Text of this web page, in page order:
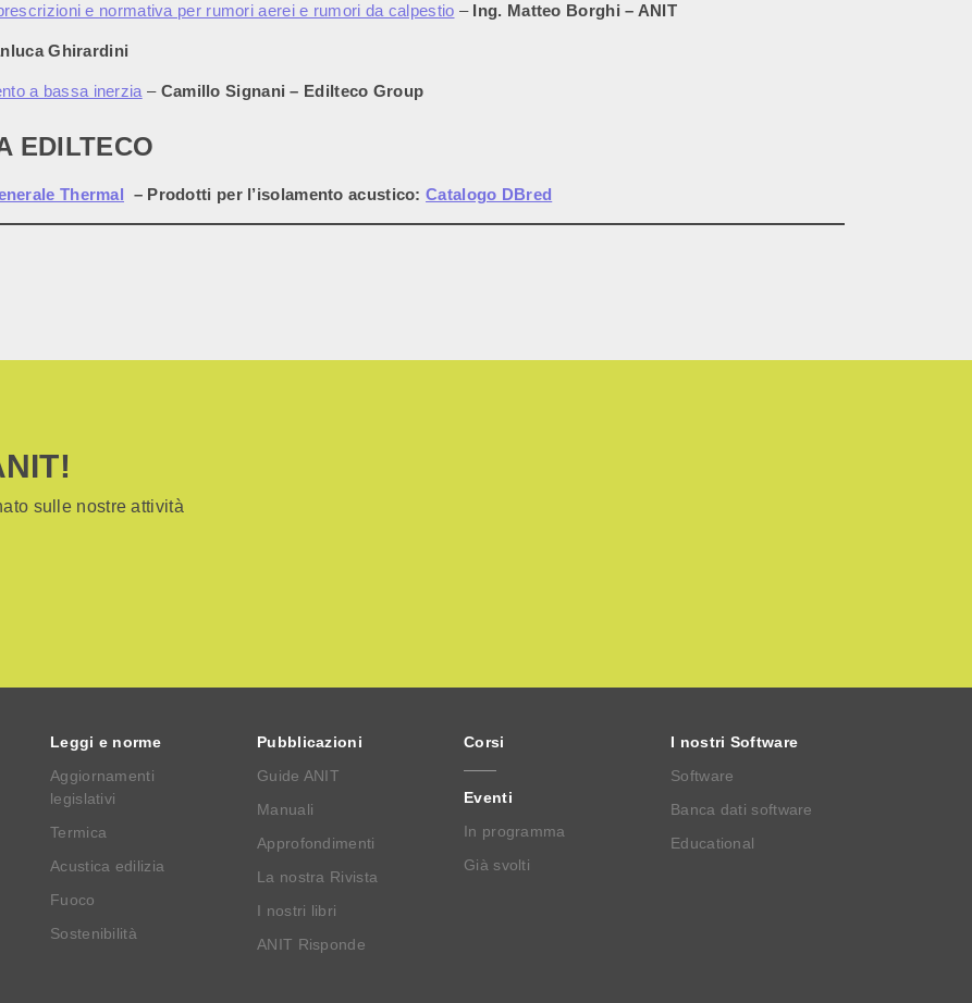
e normativa per rumori aerei e rumori da calpestio – Ing. Matteo Borghi – ANIT
Ghirardini
a bassa inerzia – Camillo Signani – Edilteco Group
EDILTECO
Thermal – Prodotti per l’isolamento acustico:Catalogo DBred
sulle nostre attività
Leggi e norme
Aggiornamenti
legislativi
Termica
Acustica edilizia
Fuoco
Sostenibilità
Pubblicazioni
Guide ANIT
Manuali
Approfondimenti
La nostra Rivista
I nostri libri
ANIT Risponde
Corsi
Eventi
In programma
Già svolti
I nostri Software
Software
Banca dati software
Educational